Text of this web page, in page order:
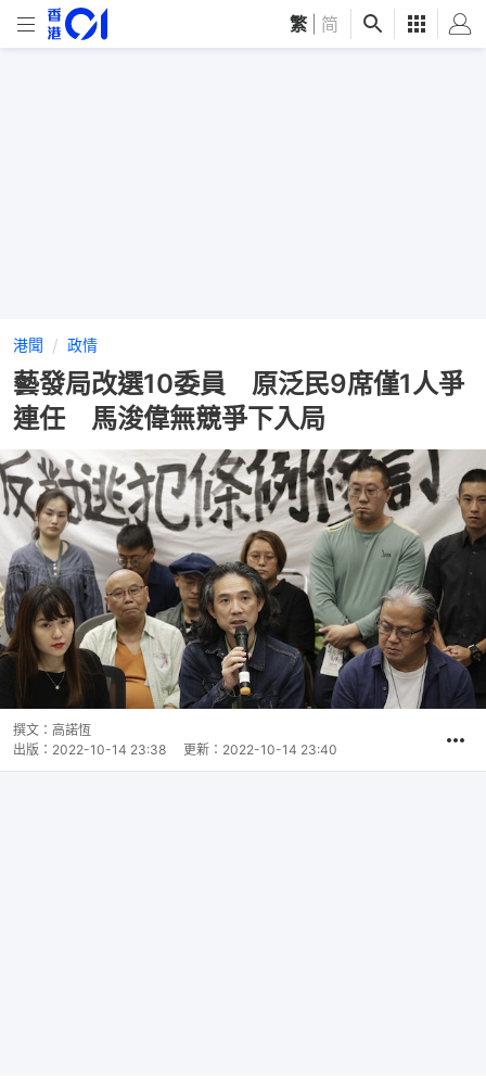
繁 简
港聞 政情
藝發局改選10委員 原泛民9席僅1人爭
連任 馬浚偉無競爭下入局
撰文： 高諾恆
出版： 2022-10-14 23:38 更新： 2022-10-14 23:40